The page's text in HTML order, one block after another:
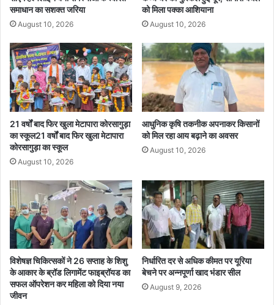
ले
8
आ
तं
कि
यों
की
फां
सी
की
स
का
य
म
के
5
जा
र
डे
ली
मै
से
ज
प
र
ल
रो
क
समाधान का सशक्त जरिया
August 10, 2026
को मिला पक्का आशियाना
August 10, 2026
21 वर्षों बाद फिर खुला मेटापारा कोरसागुड़ा
का स्कूल21 वर्षों बाद फिर खुला मेटापारा
कोरसागुड़ा का स्कूल
August 10, 2026
आधुनिक कृषि तकनीक अपनाकर किसानों
को मिल रहा आय बढ़ाने का अवसर
August 10, 2026
विशेषज्ञ चिकित्सकों ने 26 सप्ताह के शिशु
के आकार के ब्रॉड लिगामेंट फाइब्रॉयड का
सफल ऑपरेशन कर महिला को दिया नया
जीवन
निर्धारित दर से अधिक कीमत पर यूरिया
बेचने पर अन्नपूर्णा खाद भंडार सील
August 9, 2026